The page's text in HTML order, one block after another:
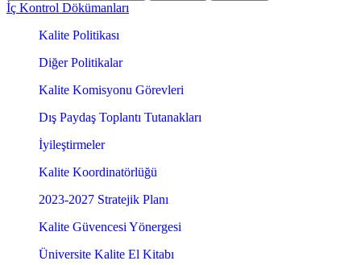
İç Kontrol Dökümanları
Kalite Politikası
Diğer Politikalar
Kalite Komisyonu Görevleri
Dış Paydaş Toplantı Tutanakları
İyileştirmeler
Kalite Koordinatörlüğü
2023-2027 Stratejik Planı
Kalite Güvencesi Yönergesi
Üniversite Kalite El Kitabı